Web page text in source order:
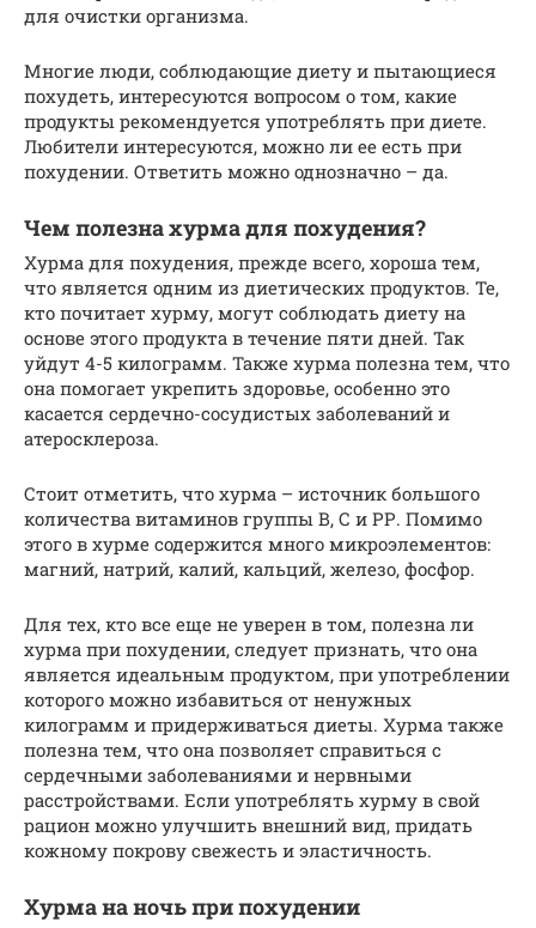
для очистки организма.
Многие люди, соблюдающие диету и пытающиеся
похудеть, интересуются вопросом о том, какие
продукты рекомендуется употреблять при диете.
Любители интересуются, можно ли ее есть при
похудении. Ответить можно однозначно – да.
Чем полезна хурма для похудения?
Хурма для похудения, прежде всего, хороша тем,
что является одним из диетических продуктов. Те,
кто почитает хурму, могут соблюдать диету на
основе этого продукта в течение пяти дней. Так
уйдут 4-5 килограмм. Также хурма полезна тем, что
она помогает укрепить здоровье, особенно это
касается сердечно-сосудистых заболеваний и
атеросклероза.
Стоит отметить, что хурма – источник большого
количества витаминов группы В, С и РР. Помимо
этого в хурме содержится много микроэлементов:
магний, натрий, калий, кальций, железо, фосфор.
Для тех, кто все еще не уверен в том, полезна ли
хурма при похудении, следует признать, что она
является идеальным продуктом, при употреблении
которого можно избавиться от ненужных
килограмм и придерживаться диеты. Хурма также
полезна тем, что она позволяет справиться с
сердечными заболеваниями и нервными
расстройствами. Если употреблять хурму в свой
рацион можно улучшить внешний вид, придать
кожному покрову свежесть и эластичность.
Хурма на ночь при похудении